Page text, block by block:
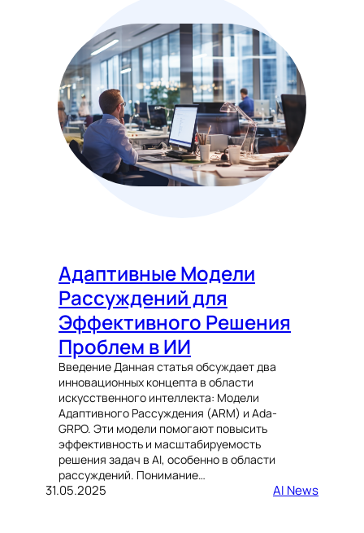
Адаптивные Модели
Рассуждений для
Эффективного Решения
Проблем в ИИ
Введение Данная статья обсуждает два
инновационных концепта в области
искусственного интеллекта: Модели
Адаптивного Рассуждения (ARM) и Ada-
GRPO. Эти модели помогают повысить
эффективность и масштабируемость
решения задач в AI, особенно в области
рассуждений. Понимание…
31.05.2025 AI News